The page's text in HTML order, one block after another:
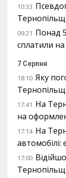
10:33
09:21 Понад
сплатили
7 Серпня
18:10 Яку
17:41 На
на
17:14 На
автомобілі:
17:00